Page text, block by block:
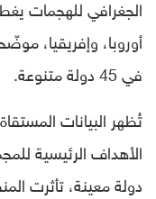
الجغرافي للهجمات
أوروبا، وإفريقيا،
في 45 دولة متنوعة.
تُظهر البيانات
الأهداف الرئيسية